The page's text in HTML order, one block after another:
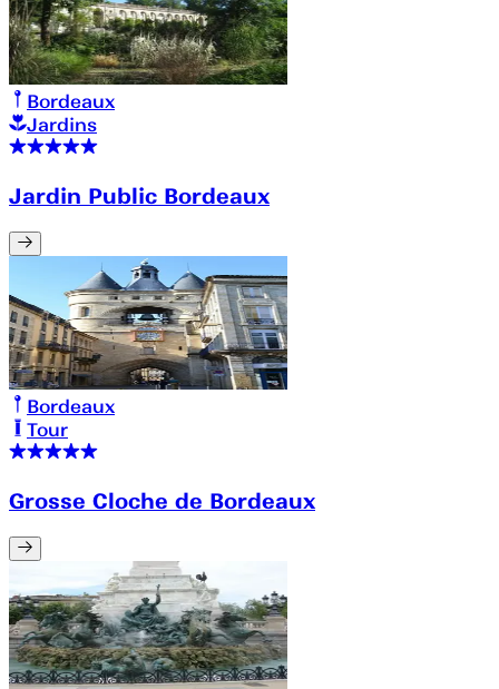
Bordeaux
Jardins
Jardin Public Bordeaux
Bordeaux
Tour
Grosse Cloche de Bordeaux